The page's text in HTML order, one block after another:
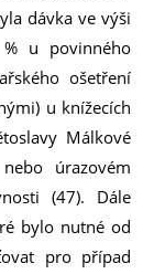
dávka ve výši
u povinného
ošetření
u knížecích
Málkové
úrazovém
(47). Dále
bylo nutné od
pro případ